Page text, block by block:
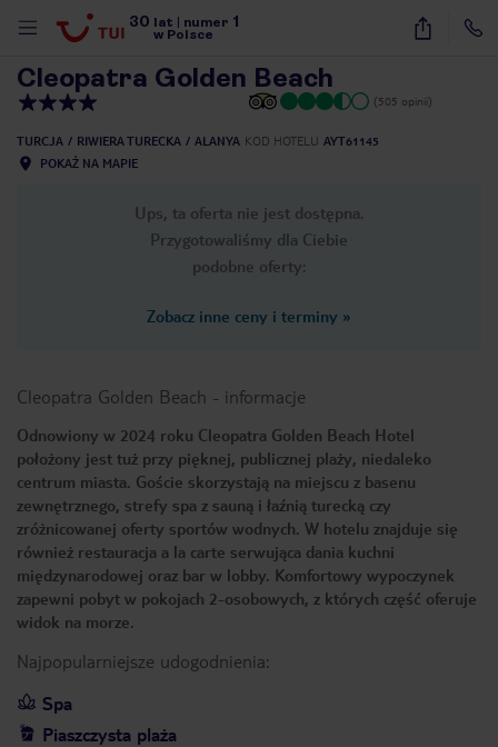
30 lat numer 1
w Polsce
39
Cleopatra Golden Beach
(505 opinii)
TURCJA RIWIERA TURECKA ALANYA KOD HOTELU AYT61145
POKAŻ NA MAPIE
Ups, ta oferta nie jest dostępna.
Przygotowaliśmy dla Ciebie
podobne oferty:
Zobacz inne ceny i terminy »
Cleopatra Golden Beach - informacje
Odnowiony w 2024 roku Cleopatra Golden Beach Hotel
położony jest tuż przy pięknej, publicznej plaży, niedaleko
centrum miasta. Goście skorzystają na miejscu z basenu
zewnętrznego, strefy spa z sauną i łaźnią turecką czy
zróżnicowanej oferty sportów wodnych. W hotelu znajduje się
również restauracja a la carte serwująca dania kuchni
międzynarodowej oraz bar w lobby. Komfortowy wypoczynek
zapewni pobyt w pokojach 2-osobowych, z których część oferuje
widok na morze.
Najpopularniejsze udogodnienia:
Spa
Piaszczysta plaża